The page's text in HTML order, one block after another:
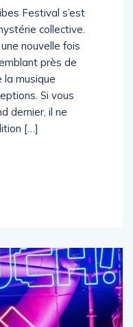
Festival s’est
collective.
nouvelle fois
près de
la musique
Si vous
dernier, il ne
[…]